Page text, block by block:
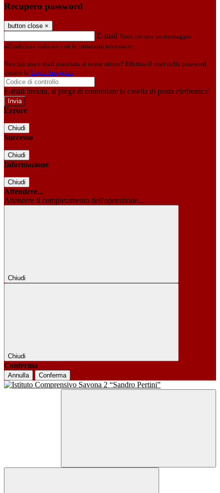
Recupero password
button close ×
E-mail Verrà inviato un messaggio
all'indirizzo indicato con le istruzioni necessarie.
Non hai una e-mail associata al nome utente? Effettua il reset della password
tramite la Login Spaggiari
E-mail inviata, si prega di controllare la casella di posta elettronica!
Errore
Chiudi
Successo
Chiudi
Informazione
Chiudi
Attendere...
Attendere il completamento dell'operazione...
Chiudi
Chiudi
Conferma
Annulla Conferma